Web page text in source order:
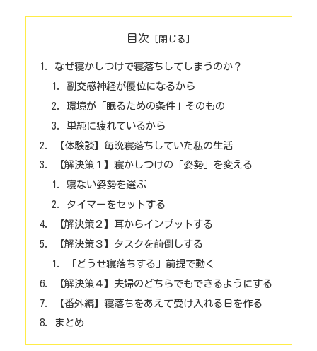
目次
なぜ寝かしつけで寝落ちしてしまうのか？
副交感神経が優位になるから
環境が「眠るための条件」そのもの
単純に疲れているから
【体験談】毎晩寝落ちしていた私の生活
【解決策１】寝かしつけの「姿勢」を変える
寝ない姿勢を選ぶ
タイマーをセットする
【解決策２】耳からインプットする
【解決策３】タスクを前倒しする
「どうせ寝落ちする」前提で動く
【解決策４】夫婦のどちらでもできるようにする
【番外編】寝落ちをあえて受け入れる日を作る
まとめ